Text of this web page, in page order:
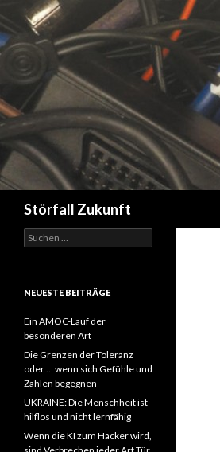
Störfall Zukunft
Suchen
nach:
NEUESTE BEITRÄGE
Ein AMOC-Lauf der
besonderen Art
Die Grenzen der Toleranz
oder … wenn sich Gefühle und
Zahlen begegnen
UKRAINE: Die Menschheit ist
hilflos und nicht lernfähig
Wenn die KI zum Hacker wird,